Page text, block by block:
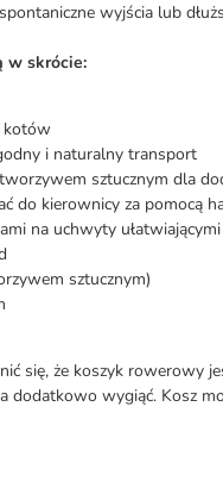
wyjścia lub
w skrócie:
kotów
i naturalny transport
sztucznym dla
do kierownicy za pomocą
na uchwyty
sztucznym)
się, że koszyk rowerowy
wygiąć. Kosz